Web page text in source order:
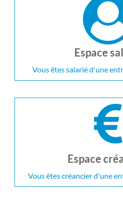
Espace
Vous êtes salarié d'une
Espace
Vous êtes créancier d'une